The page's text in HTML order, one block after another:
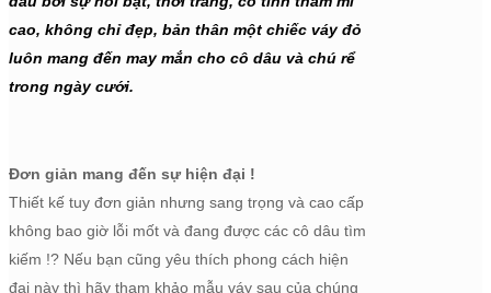
cao, không chỉ đẹp, bản thân một chiếc váy đỏ
luôn mang đến may mắn cho cô dâu và chú rể
trong ngày cưới.
Đơn giản mang đến sự hiện đại !
Thiết kế tuy đơn giản nhưng sang trọng và cao cấp
không bao giờ lỗi mốt và đang được các cô dâu tìm
kiếm !? Nếu bạn cũng yêu thích phong cách hiện
đại này thì hãy tham khảo mẫu váy sau của chúng